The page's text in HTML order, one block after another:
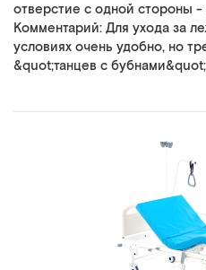
отверстие с одной стороны -
Комментарий: Для ухода за
условиях очень удобно, но
&quot;танцев с